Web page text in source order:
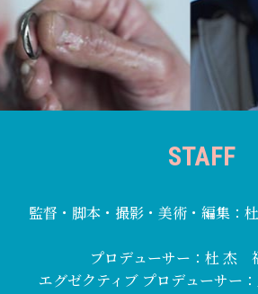
STAFF
監督・脚本・撮影・美術・編集：
プロデューサー：杜 杰
エグゼクティブ プロデューサー